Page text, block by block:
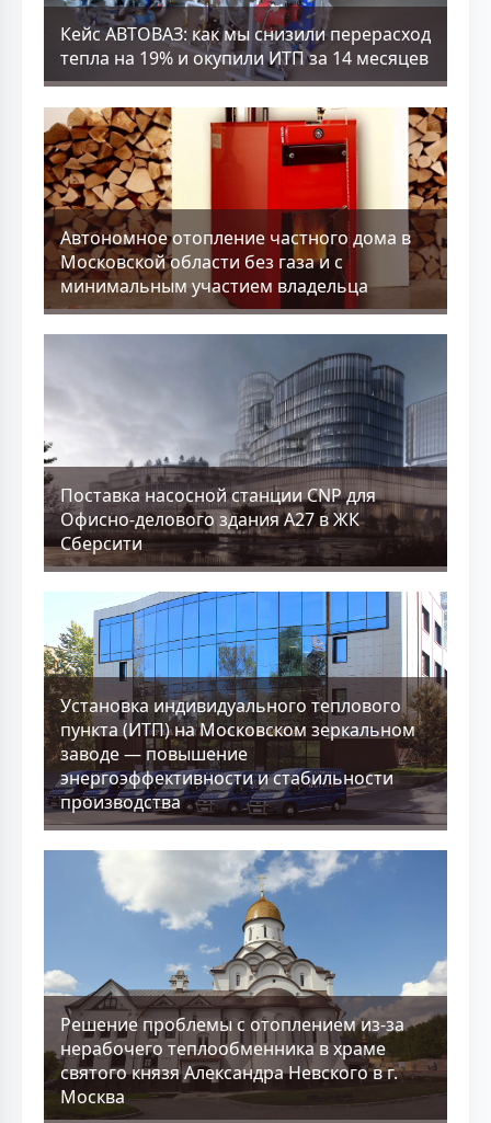
Кейс АВТОВАЗ: как мы снизили перерасход
тепла на 19% и окупили ИТП за 14 месяцев
Aвтономное отопление частного дома в
Московской области без газа и с
минимальным участием владельца
Поставка насосной станции CNP для
Офисно-делового здания А27 в ЖК
Сберсити
Установка индивидуального теплового
пункта (ИТП) на Московском зеркальном
заводе — повышение
энергоэффективности и стабильности
производства
Решение проблемы с отоплением из-за
нерабочего теплообменника в храме
святого князя Александра Невского в г.
Москва